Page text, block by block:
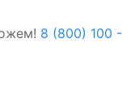
8 (800) 100 -